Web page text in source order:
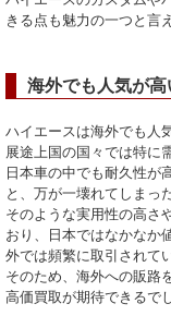
きる点も魅力の一つと言
海外でも人気が高
ハイエースは海外でも人
展途上国の国々では特に
日本車の中でも耐久性が
と、万が一壊れてしまっ
そのような実用性の高さ
おり、日本ではなかなか
外では頻繁に取引されて
そのため、海外への販路
高価買取が期待できるで